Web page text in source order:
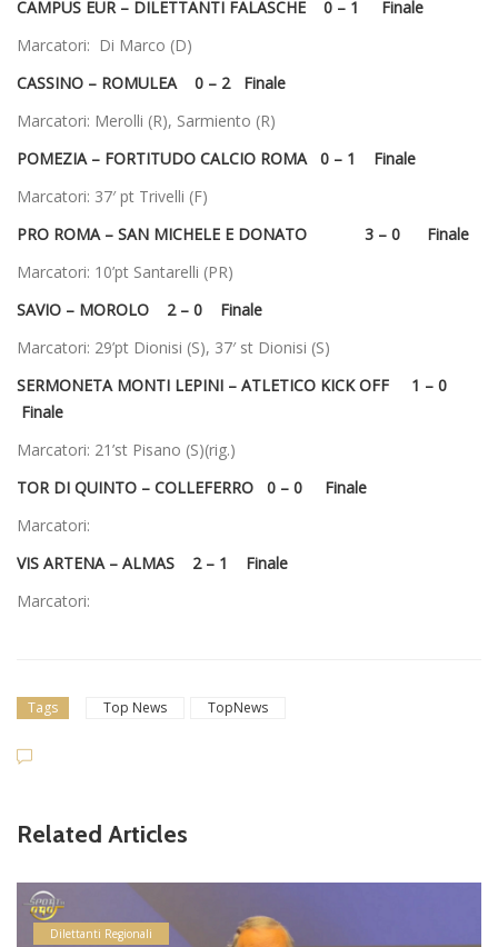
CAMPUS EUR – DILETTANTI FALASCHE 0 – 1 Finale
Marcatori: Di Marco (D)
CASSINO – ROMULEA 0 – 2 Finale
Marcatori: Merolli (R), Sarmiento (R)
POMEZIA – FORTITUDO CALCIO ROMA 0 – 1 Finale
Marcatori: 37′ pt Trivelli (F)
PRO ROMA – SAN MICHELE E DONATO 3 – 0 Finale
Marcatori: 10’pt Santarelli (PR)
SAVIO – MOROLO 2 – 0 Finale
Marcatori: 29’pt Dionisi (S), 37′ st Dionisi (S)
SERMONETA MONTI LEPINI – ATLETICO KICK OFF 1 – 0
Finale
Marcatori: 21’st Pisano (S)(rig.)
TOR DI QUINTO – COLLEFERRO 0 – 0 Finale
Marcatori:
VIS ARTENA – ALMAS 2 – 1 Finale
Marcatori:
Tags Top News TopNews
Related Articles
Dilettanti Regionali